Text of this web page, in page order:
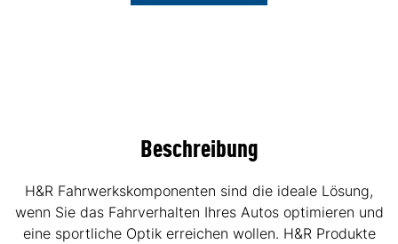
Beschreibung
H&R Fahrwerkskomponenten sind die ideale Lösung,
wenn Sie das Fahrverhalten Ihres Autos optimieren und
eine sportliche Optik erreichen wollen. H&R Produkte